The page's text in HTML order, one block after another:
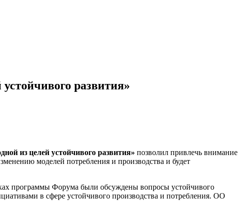
развития»
из целей устойчивого развития» позволил привлечь внимание
моделей потребления и производства и будет
программы Форума были обсуждены вопросы устойчивого
в сфере устойчивого производства и потребления. ОО